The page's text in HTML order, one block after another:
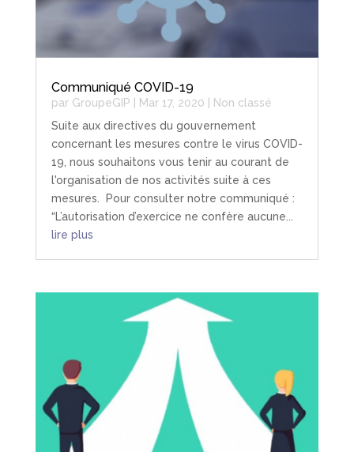
Communiqué COVID-19
par GroupeGIP | Mar 17, 2020 | Non classé
Suite aux directives du gouvernement
concernant les mesures contre le virus COVID-
19, nous souhaitons vous tenir au courant de
l'organisation de nos activités suite à ces
mesures. Pour consulter notre communiqué :
“L’autorisation d’exercice ne confère aucune...
lire plus